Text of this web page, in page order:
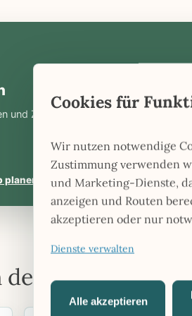
Cookies für
Wir nutzen notwendige
Zustimmung verwenden
und Marketing-Dienste,
anzeigen und Routen
akzeptieren oder nur
Dienste verwalten
Alle akzeptieren
und Zwischenstopps direkt weiter.
Nähe